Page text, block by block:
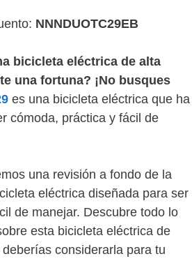
NNNDUOTC29EB
bicicleta eléctrica de alta
una fortuna? ¡No busques
es una bicicleta eléctrica que ha
cómoda, práctica y fácil de
una revisión a fondo de la
eléctrica diseñada para ser
de manejar. Descubre todo lo
esta bicicleta eléctrica de
considerarla para tu